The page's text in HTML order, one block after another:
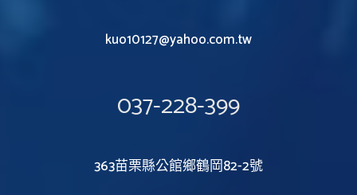
kuo10127@yahoo.com.tw
037-228-399
363苗栗縣公館鄉鶴岡82-2號